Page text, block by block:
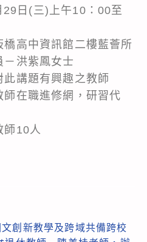
日(三)上午10：00至
高中資訊館二樓藍薈所
洪紫鳳女士
講題有興趣之教師
在職進修網，研習代
師10人
創新教學及跨域共備跨校